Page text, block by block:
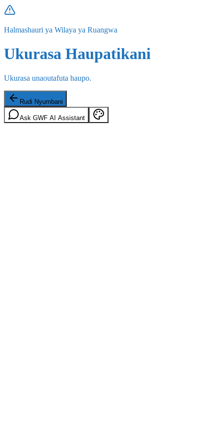
Halmashauri ya Wilaya ya Ruangwa
Ukurasa Haupatikani
Ukurasa unaoutafuta haupo.
Rudi Nyumbani
Ask GWF AI Assistant